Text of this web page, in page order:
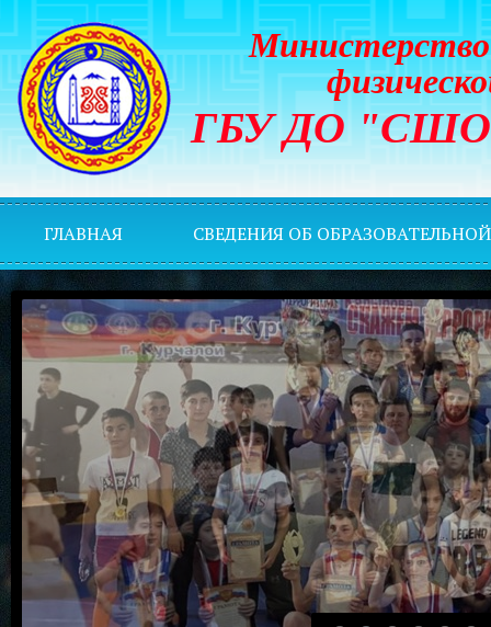
Министерство
ГБУ ДО "СШОР
ГЛАВНАЯ СВЕДЕНИЯ ОБ